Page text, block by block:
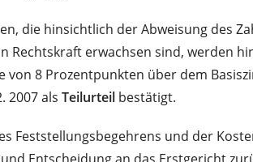
die hinsichtlich der Abweisung des
erwachsen sind, werden
8 Prozentpunkten über dem
2007 als Teilurteil bestätigt.
Feststellungsbegehrens und der
Entscheidung an das Erstgericht